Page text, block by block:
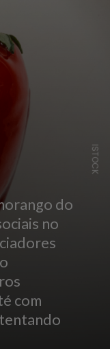
do
no
com
ISTOCK